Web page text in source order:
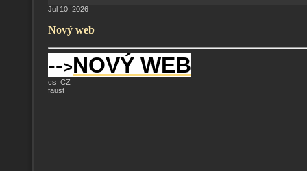
Jul 10, 2026
Nový web
-->NOVÝ WEB
cs_CZ
faust